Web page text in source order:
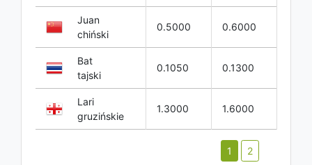
Juan
chiński
0.5000 0.6000
Bat
tajski
0.1050 0.1300
Lari
gruzińskie
1.3000 1.6000
1 2